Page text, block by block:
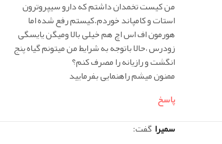
من کیست تخمدان داشتم که دارو سیپروترون
استات و کامپاند خوردم.کیستم رفع شده اما
هورمون اف اس اچ هم خیلی بالا و‌میگن یایسگی
زودرس ،حالا باتوجه به شرایط من میتونم گیاه پنج
انگشت و رازیانه را مصرف کنم؟
ممنون میشم راهنمایی بفرمایید
پاسخ
سمیرا گفت: